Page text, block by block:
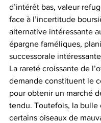
d’intérêt bas, valeur
face à l’incertitude
alternative intéressante
épargne faméliques,
successorale
La rareté croissante de
demande constituent le
pour obtenir un marché
tendu. Toutefois, la bulle
certains oiseaux de